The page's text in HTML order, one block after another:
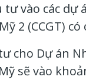
tư vào các
2 (CCGT) có
cho Dự án
sẽ vào